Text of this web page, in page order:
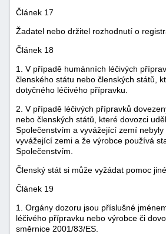
Článek 17
Žadatel nebo držitel rozhodnutí o
Článek 18
1. V případě humánních léčivých
členského státu nebo členských států,
dotyčného léčivého přípravku.
2. V případě léčivých přípravků
nebo členských států, které dovozci
Společenstvím a vyvážející zemí
vyvážející zemi a že výrobce používá
Společenstvím.
Členský stát si může vyžádat pomoc
Článek 19
1. Orgány dozoru jsou příslušné
léčivého přípravku nebo výrobce či
směrnice 2001/83/ES.